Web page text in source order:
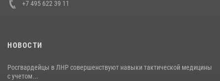
+7 495 622 39 11
НОВОСТИ
Росгвардейцы в ЛНР совершенствуют навыки тактической медицины
с учетом...